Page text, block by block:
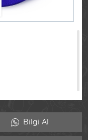
Bilgi Al